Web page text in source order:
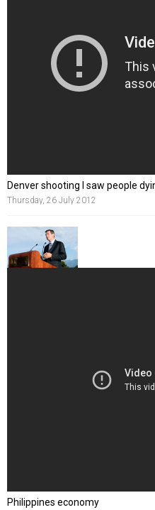
Denver shooting I saw people
Thursday, 26 July 2012
Philippines economy